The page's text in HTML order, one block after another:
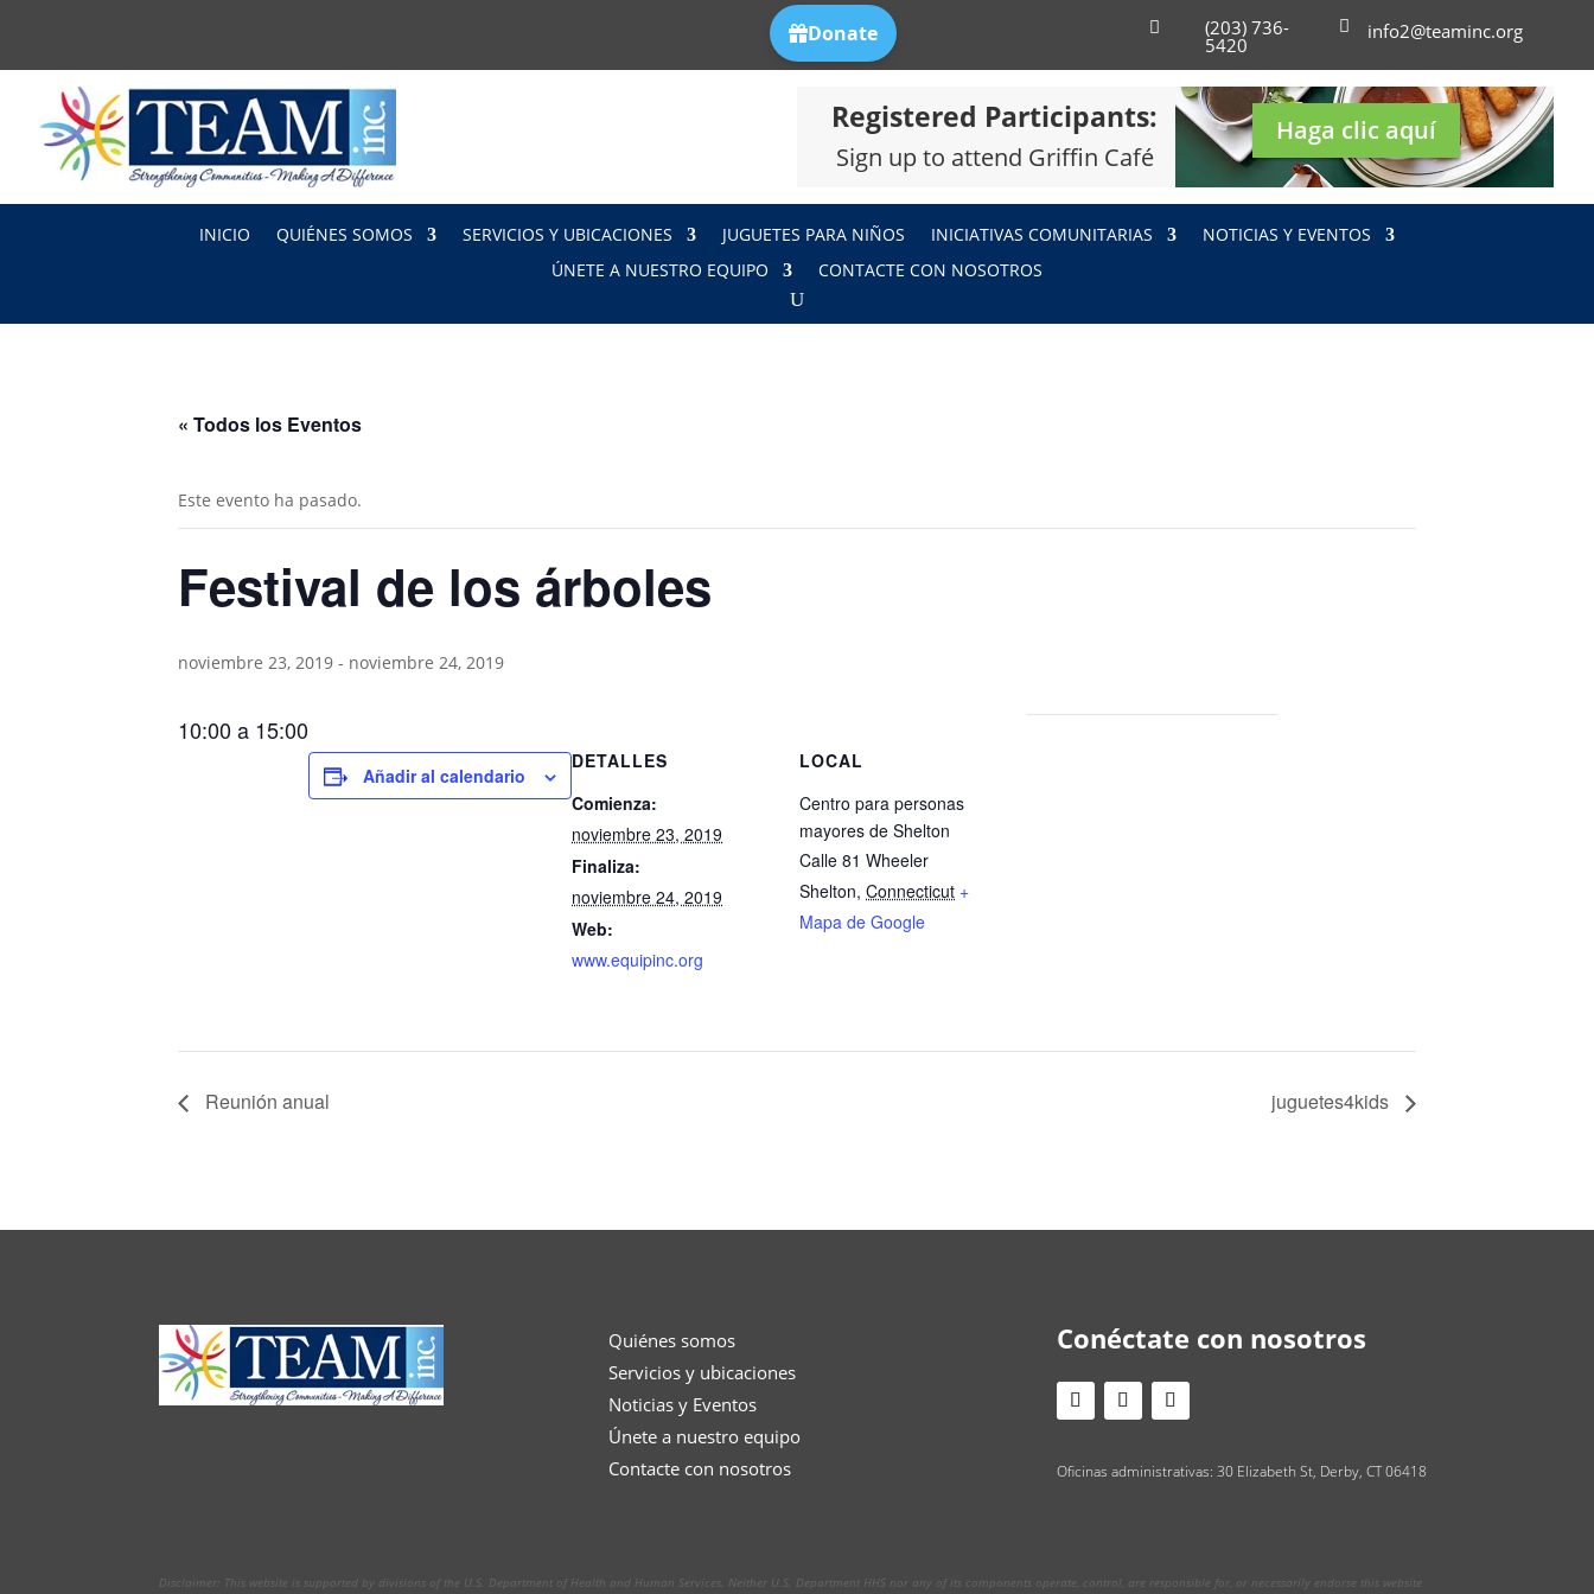
 (203) 736-
5420
 info2@teaminc.org
Registered Participants:
Sign up to attend Griffin Café
Haga clic aquí
INICIO QUIÉNES SOMOS SERVICIOS Y UBICACIONES JUGUETES PARA NIÑOS INICIATIVAS COMUNITARIAS
NOTICIAS Y EVENTOS
ÚNETE A NUESTRO EQUIPO
CONTACTE CON NOSOTROS
« Todos los Eventos
Este evento ha pasado.
Festival de los árboles
noviembre 23, 2019 - noviembre 24, 2019
10:00 a 15:00
Añadir al calendario
DETALLES
Comienza:
noviembre 23, 2019
Finaliza:
noviembre 24, 2019
Web:
www.equipinc.org
LOCAL
Centro para personas
mayores de Shelton
Calle 81 Wheeler
Shelton, Connecticut +
Mapa de Google
Reunión anual juguetes4kids
Quiénes somos
Servicios y ubicaciones
Noticias y Eventos
Únete a nuestro equipo
Contacte con nosotros
Conéctate con nosotros
Oficinas administrativas: 30 Elizabeth St, Derby, CT 06418
Disclaimer: This website is supported by divisions of the U.S. Department of Health and Human Services. Neither U.S. Department HHS nor any of its components operate, control, are responsible for, or necessarily endorse this website